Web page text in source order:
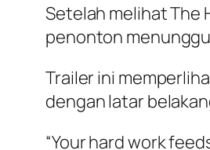
Setelah melihat The
penonton
Trailer ini
dengan latar
“Your hard work